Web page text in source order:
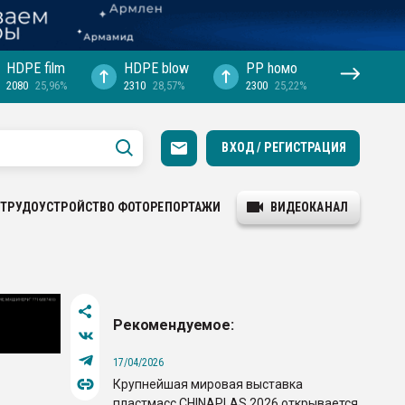
HDPE film
2080 25,96%
HDPE blow
2310 28,57%
PP hомо
2300 25,22%
ВХОД / РЕГИСТРАЦИЯ
ТРУДОУСТРОЙСТВО ФОТОРЕПОРТАЖИ ВИДЕОКАНАЛ
Рекомендуемое:
17/04/2026
Крупнейшая мировая выставка